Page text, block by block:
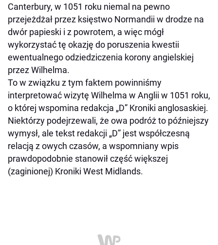
Canterbury, w 1051 roku niemal na pewno
przejeżdżał przez księstwo Normandii w drodze na
dwór papieski i z powrotem, a więc mógł
wykorzystać tę okazję do poruszenia kwestii
ewentualnego odziedziczenia korony angielskiej
przez Wilhelma.
To w związku z tym faktem powinniśmy
interpretować wizytę Wilhelma w Anglii w 1051 roku,
o której wspomina redakcja „D” Kroniki anglosaskiej.
Niektórzy podejrzewali, że owa podróż to późniejszy
wymysł, ale tekst redakcji „D” jest współczesną
relacją z owych czasów, a wspomniany wpis
prawdopodobnie stanowił część większej
(zaginionej) Kroniki West Midlands.